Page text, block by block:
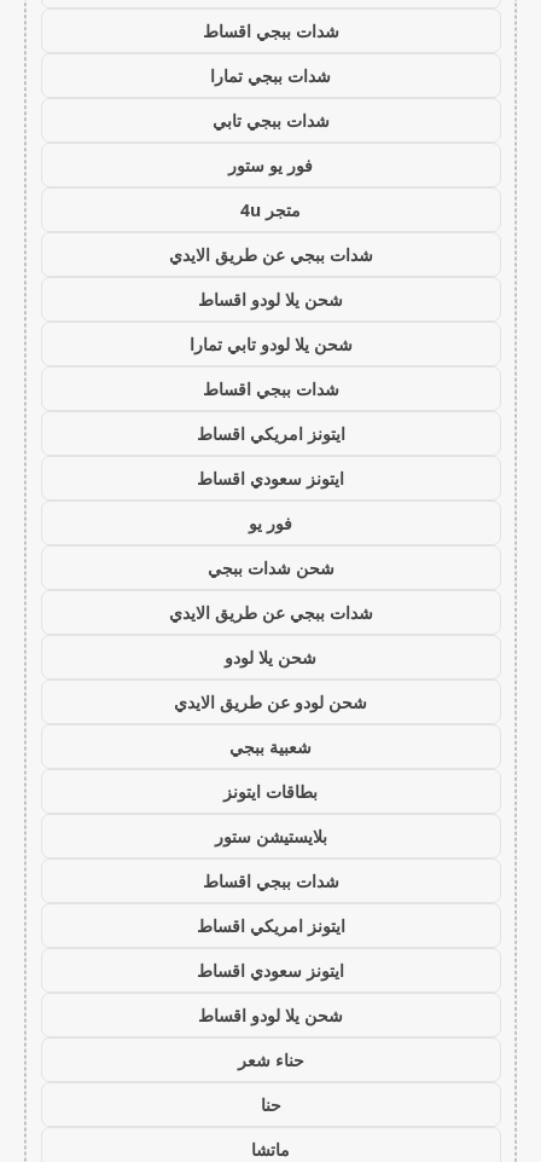
شدات ببجي اقساط
شدات ببجي تمارا
شدات ببجي تابي
فور يو ستور
متجر 4u
شدات ببجي عن طريق الايدي
شحن يلا لودو اقساط
شحن يلا لودو تابي تمارا
شدات ببجي اقساط
ايتونز امريكي اقساط
ايتونز سعودي اقساط
فور يو
شحن شدات ببجي
شدات ببجي عن طريق الايدي
شحن يلا لودو
شحن لودو عن طريق الايدي
شعبية ببجي
بطاقات ايتونز
بلايستيشن ستور
شدات ببجي اقساط
ايتونز امريكي اقساط
ايتونز سعودي اقساط
شحن يلا لودو اقساط
حناء شعر
حنا
ماتشا